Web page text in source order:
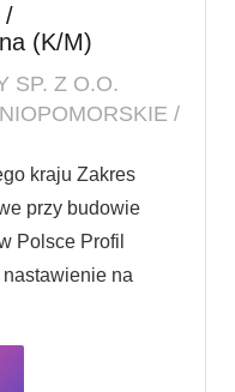
/
(K/M)
SP. Z O.O.
/
kraju Zakres
przy budowie
Polsce Profil
na